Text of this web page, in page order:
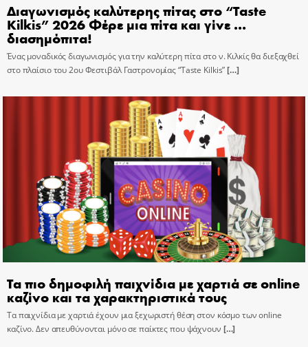
Διαγωνισμός καλύτερης πίτας στο “Taste
Kilkis” 2026 Φέρε μια πίτα και γίνε …
διασημόπιτα!
Ένας μοναδικός διαγωνισμός για την καλύτερη πίτα στο ν. Κιλκίς θα διεξαχθεί
στο πλαίσιο του 2ου Φεστιβάλ Γαστρονομίας “Taste Kilkis”[…]
Τα πιο δημοφιλή παιχνίδια με χαρτιά σε online
καζίνο και τα χαρακτηριστικά τους
Τα παιχνίδια με χαρτιά έχουν μια ξεχωριστή θέση στον κόσμο των online
καζίνο. Δεν απευθύνονται μόνο σε παίκτες που ψάχνουν […]